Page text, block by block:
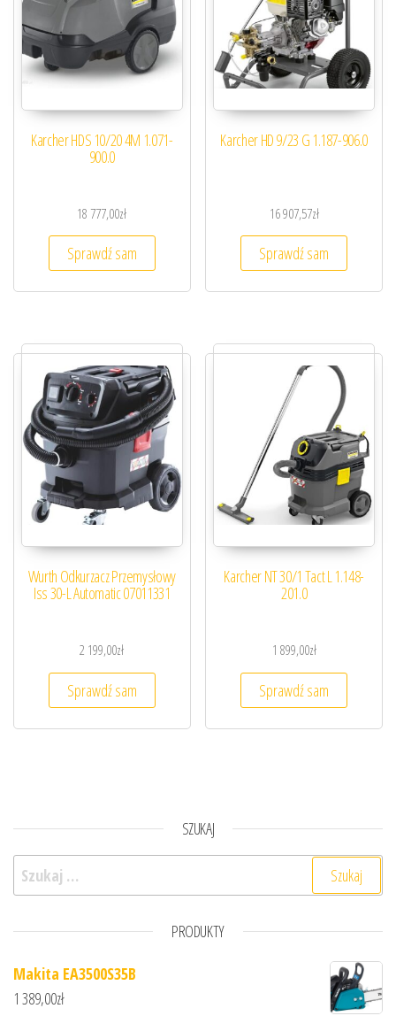
Karcher HDS 10/20 4M 1.071-
900.0
18 777,00zł
Sprawdź sam
Karcher HD 9/23 G 1.187-906.0
16 907,57zł
Sprawdź sam
Wurth Odkurzacz Przemysłowy
Iss 30-L Automatic 07011331
2 199,00zł
Sprawdź sam
Karcher NT 30/1 Tact L 1.148-
201.0
1 899,00zł
Sprawdź sam
SZUKAJ
Szukaj:
PRODUKTY
Makita EA3500S35B
1 389,00zł